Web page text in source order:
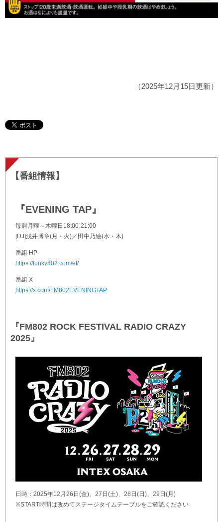
（2025年12月15日更新）
【番組情報】
『EVENING TAP』
毎週月曜～木曜日18:00-21:00
[DJ]浅井博章(月・火)／田中乃絵(水・木)
番組 HP
https://funky802.com/et/
番組 X
https://x.com/FM802EVENINGTAP
『FM802 ROCK FESTIVAL RADIO CRAZY
2025』
日時：2025年12月26日(金)、27日(土)、28日(日)、29日(月)
※START時間は改めてステージタイムテーブルをご確認ください